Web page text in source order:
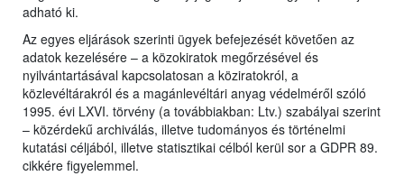
adható ki.
Az egyes eljárások szerinti ügyek befejezését követően az
adatok kezelésére – a közokiratok megőrzésével és
nyilvántartásával kapcsolatosan a köziratokról, a
közlevéltárakról és a magánlevéltári anyag védelméről szóló
1995. évi LXVI. törvény (a továbbiakban: Ltv.) szabályai szerint
– közérdekű archiválás, illetve tudományos és történelmi
kutatási céljából, illetve statisztikai célból kerül sor a GDPR 89.
cikkére figyelemmel.